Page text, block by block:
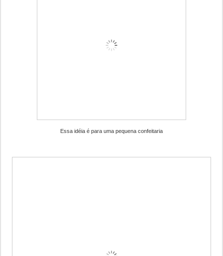
Essa idéia é para uma pequena confeitaria